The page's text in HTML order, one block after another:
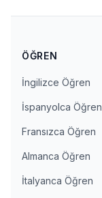
ÖĞREN
İngilizce Öğren
İspanyolca Öğren
Fransızca Öğren
Almanca Öğren
İtalyanca Öğren